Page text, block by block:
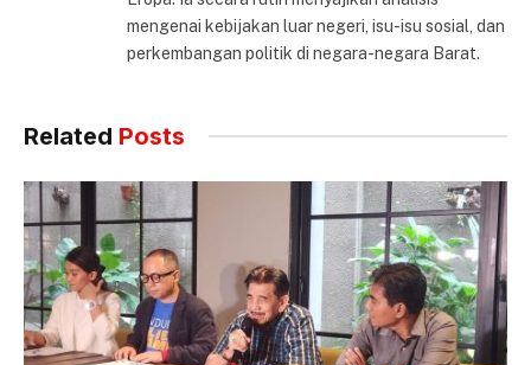
mengenai kebijakan luar negeri, isu-isu sosial, dan
perkembangan politik di negara-negara Barat.
Related Posts